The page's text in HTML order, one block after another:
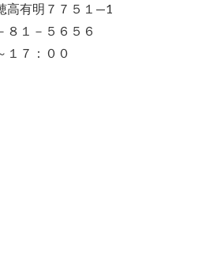
有明７７５１—1
－５６５６
７：００